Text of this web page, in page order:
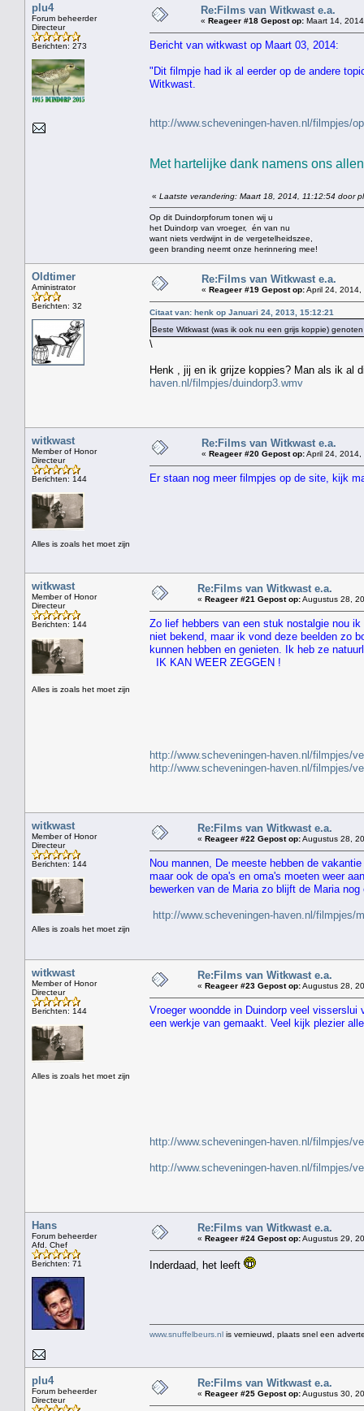
plu4
Forum beheerder
Directeur
Berichten: 273
Re:Films van Witkwast e.a.
« Reageer #18 Gepost op: Maart 14,
Bericht van witkwast op Maart 03, 2014:
"Dit filmpje had ik al eerder op de andere
Witkwast.
http://www.scheveningen-haven.nl/filmpjes/
Met hartelijke dank namens ons
« Laatste verandering: Maart 18, 2014, 11:12:54 door
Op dit Duindorpforum tonen wij u
het Duindorp van vroeger, én van nu
want niets verdwijnt in de vergetelheidszee,
geen branding neemt onze herinnering mee!
Oldtimer
Aministrator
Berichten: 32
Re:Films van Witkwast e.a.
« Reageer #19 Gepost op:April 24,
Citaat van: henk op Januari 24, 2013, 15:12:21
Beste Witkwast (was ik ook nu een grijs koppie)
\
Henk , jij en ik grijze koppies? Man als ik al
haven.nl/filmpjes/duindorp3.wmv
witkwast
Member of Honor
Directeur
Berichten: 144
Alles is zoals het moet zijn
Re:Films van Witkwast e.a.
« Reageer #20 Gepost op:April 24,
Er staan nog meer filmpjes op de site, kijk
witkwast
Member of Honor
Directeur
Berichten: 144
Alles is zoals het moet zijn
Re:Films van Witkwast e.a.
« Reageer #21 Gepost op:Augustus 28,
Zo lief hebbers van een stuk nostalgie nou
niet bekend, maar ik vond deze beelden zo
kunnen hebben en genieten. Ik heb ze
IK KAN WEER ZEGGEN !
http://www.scheveningen-haven.nl/filmpjes/
http://www.scheveningen-haven.nl/filmpjes/
witkwast
Member of Honor
Directeur
Berichten: 144
Alles is zoals het moet zijn
Re:Films van Witkwast e.a.
« Reageer #22 Gepost op:Augustus 28,
Nou mannen, De meeste hebben de
maar ook de opa's en oma's moeten weer
bewerken van de Maria zo blijft de Maria
http://www.scheveningen-haven.nl/filmpjes/
witkwast
Member of Honor
Directeur
Berichten: 144
Alles is zoals het moet zijn
Re:Films van Witkwast e.a.
« Reageer #23 Gepost op:Augustus 28,
Vroeger woondde in Duindorp veel
een werkje van gemaakt. Veel kijk plezier
http://www.scheveningen-haven.nl/filmpjes/
http://www.scheveningen-haven.nl/filmpjes/
Hans
Forum beheerder
Afd. Chef
Berichten: 71
Re:Films van Witkwast e.a.
« Reageer #24 Gepost op:Augustus 29,
Inderdaad, het leeft
www.snuffelbeurs.nl is vernieuwd, plaats snel een
plu4
Forum beheerder
Directeur
Re:Films van Witkwast e.a.
« Reageer #25 Gepost op:Augustus 30,